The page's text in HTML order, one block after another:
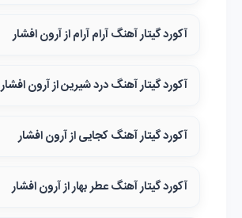
آکورد گیتار آهنگ آرام آرام از آرون افشار
آکورد گیتار آهنگ درد شیرین از آرون افشار
آکورد گیتار آهنگ کجایی از آرون افشار
آکورد گیتار آهنگ عطر بهار از آرون افشار